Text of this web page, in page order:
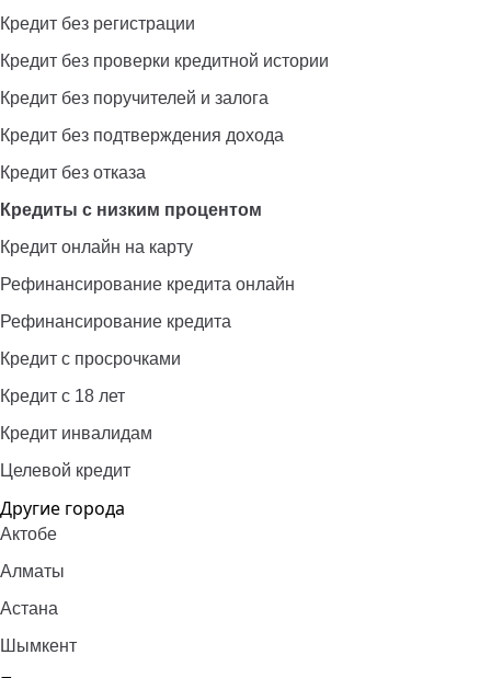
Кредит без регистрации
Кредит без проверки кредитной истории
Кредит без поручителей и залога
Кредит без подтверждения дохода
Кредит без отказа
Кредиты с низким процентом
Кредит онлайн на карту
Рефинансирование кредита онлайн
Рефинансирование кредита
Кредит с просрочками
Кредит с 18 лет
Кредит инвалидам
Целевой кредит
Другие города
Актобе
Алматы
Астана
Шымкент